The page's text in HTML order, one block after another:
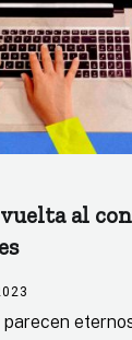
al